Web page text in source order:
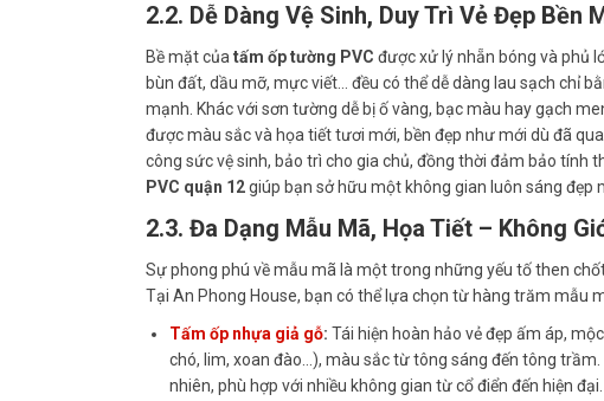
2.2. Dễ Dàng Vệ Sinh, Duy Trì Vẻ Đẹp Bền
Bề mặt của tấm ốp tường PVC được xử lý nhẵn bóng và phủ
bùn đất, dầu mỡ, mực viết… đều có thể dễ dàng lau sạch chỉ
mạnh. Khác với sơn tường dễ bị ố vàng, bạc màu hay gạch
được màu sắc và họa tiết tươi mới, bền đẹp như mới dù đã
công sức vệ sinh, bảo trì cho gia chủ, đồng thời đảm bảo tính
PVC quận 12giúp bạn sở hữu một không gian luôn sáng đẹp
2.3. Đa Dạng Mẫu Mã, Họa Tiết – Không
Sự phong phú về mẫu mã là một trong những yếu tố then
Tại An Phong House, bạn có thể lựa chọn từ hàng trăm mẫu
Tấm ốp nhựa giả gỗ: Tái hiện hoàn hảo vẻ đẹp ấm áp,
chó, lim, xoan đào…), màu sắc từ tông sáng đến tông trầm.
nhiên, phù hợp với nhiều không gian từ cổ điển đến hiện đại.